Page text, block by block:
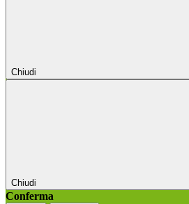
Chiudi
Chiudi
Conferma